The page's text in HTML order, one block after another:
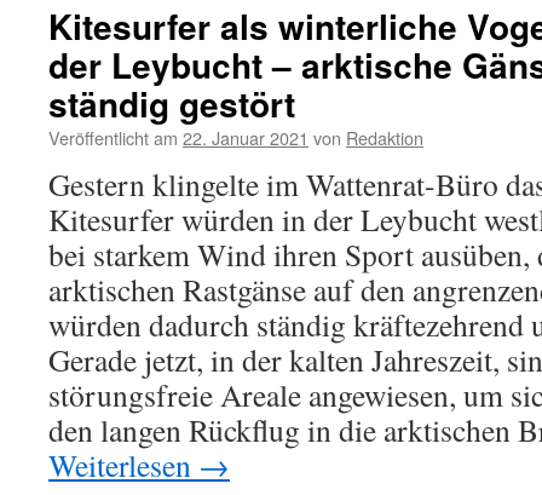
Kitesurfer als winterliche
der Leybucht – arktische
ständig gestört
Veröffentlicht am 22. Januar 2021 von Redaktion
Gestern klingelte im Wattenrat-Büro
Kitesurfer würden in der Leybucht
bei starkem Wind ihren Sport ausüben,
arktischen Rastgänse auf den
würden dadurch ständig kräftezehrend
Gerade jetzt, in der kalten Jahreszeit,
störungsfreie Areale angewiesen, um
den langen Rückflug in die arktischen
Weiterlesen →